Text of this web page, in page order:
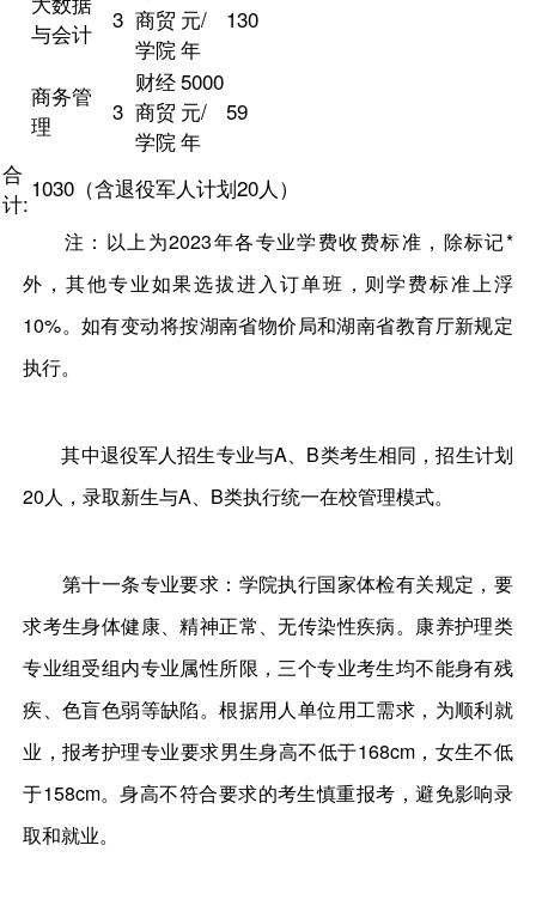
与会计
3 商贸
学院
元/
年
130
商务管
理
3
财经
商贸
学院
5000
元/
年
59
合
计:
1030（含退役军人计划20人）
注：以上为2023年各专业学费收费标准，除标记*
外，其他专业如果选拔进入订单班，则学费标准上浮
10%。如有变动将按湖南省物价局和湖南省教育厅新规定
执行。
其中退役军人招生专业与A、B类考生相同，招生计划
20人，录取新生与A、B类执行统一在校管理模式。
第十一条专业要求：学院执行国家体检有关规定，要
求考生身体健康、精神正常、无传染性疾病。康养护理类
专业组受组内专业属性所限，三个专业考生均不能身有残
疾、色盲色弱等缺陷。根据用人单位用工需求，为顺利就
业，报考护理专业要求男生身高不低于168cm，女生不低
于158cm。身高不符合要求的考生慎重报考，避免影响录
取和就业。